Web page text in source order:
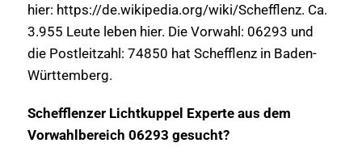
hier: https://de.wikipedia.org/wiki/Schefflenz. Ca.
3.955 Leute leben hier. Die Vorwahl: 06293 und
die Postleitzahl: 74850 hat Schefflenz in Baden-
Württemberg.
Schefflenzer Lichtkuppel Experte aus dem
Vorwahlbereich 06293 gesucht?